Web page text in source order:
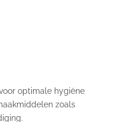
optimale hygiëne
zoals